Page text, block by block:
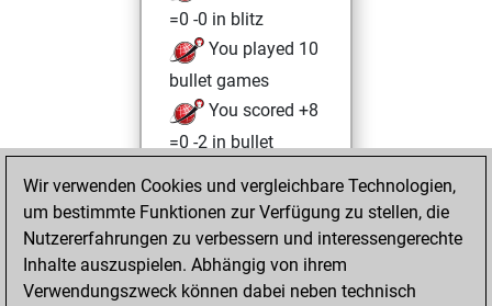
=0 -0 in blitz
You played 10
bullet games
You scored +8
=0 -2 in bullet
Sonntag, Mai 3,
2026
You totalled 51
tactics positions
Wir verwenden Cookies und vergleichbare Technologien,
um bestimmte Funktionen zur Verfügung zu stellen, die
Nutzererfahrungen zu verbessern und interessengerechte
Inhalte auszuspielen. Abhängig von ihrem
Verwendungszweck können dabei neben technisch